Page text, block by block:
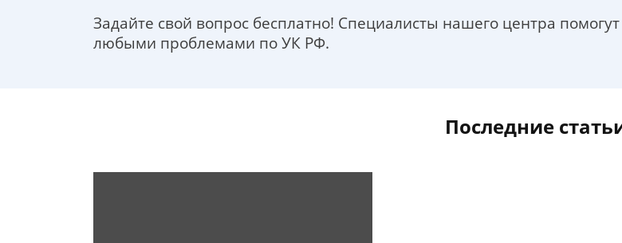
Задайте свой вопрос бесплатно! Специалисты нашего центра
любыми проблемами по УК РФ.
Последние